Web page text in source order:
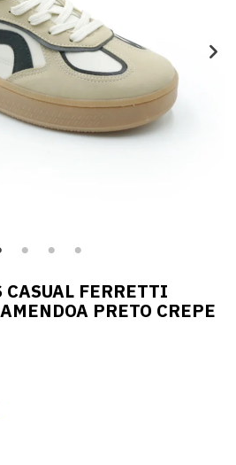
FERRETTI
PRETO CREPE